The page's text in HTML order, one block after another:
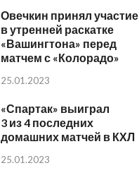
Овечкин принял участие
в утренней раскатке
«Вашингтона» перед
матчем с «Колорадо»
25.01.2023
«Спартак» выиграл
3 из 4 последних
домашних матчей в КХЛ
25.01.2023